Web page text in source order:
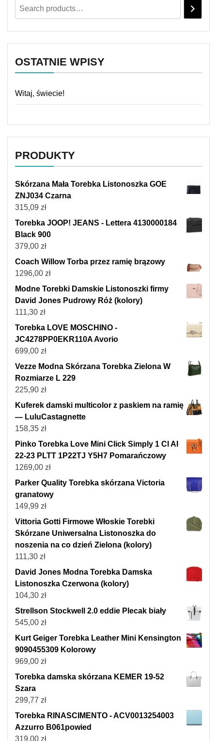
OSTATNIE WPISY
Witaj, świecie!
PRODUKTY
Skórzana Mała Torebka Listonoszka GOE
ZNJ034 Czarna
315,09 zł
Torebka JOOP! JEANS - Lettera 4130000184
Black 900
379,00 zł
Coach Willow Torba przez ramię brązowy
1296,00 zł
Modne Torebki Damskie Listonoszki firmy
David Jones Pudrowy Róż (kolory)
111,30 zł
Torebka LOVE MOSCHINO -
JC4278PP0EKR110A Avorio
699,00 zł
Vezze Modna Skórzana Torebka Zielona W
Rozmiarze L 229
225,90 zł
Kuferek damski multicolor z paskiem na ramię
— LuluCastagnette
158,35 zł
Pinko Torebka Love Mini Click Simply 1 Cl AI
22-23 PLTT 1P22TJ Y5H7 Pomarańczowy
1269,00 zł
Parker Quality Torebka skórzana Victoria
granatowy
149,99 zł
Vittoria Gotti Firmowe Włoskie Torebki
Skórzane Uniwersalna Listonoszka do
noszenia na co dzień Zielona (kolory)
111,30 zł
David Jones Modna Torebka Damska
Listonoszka Czerwona (kolory)
104,30 zł
Strellson Stockwell 2.0 eddie Plecak biały
545,00 zł
Kurt Geiger Torebka Leather Mini Kensington
9090455309 Kolorowy
969,00 zł
Torebka damska skórzana KEMER 19-52
Szara
299,77 zł
Torebka RINASCIMENTO - ACV0013254003
Azzurro B061powied
319,00 zł